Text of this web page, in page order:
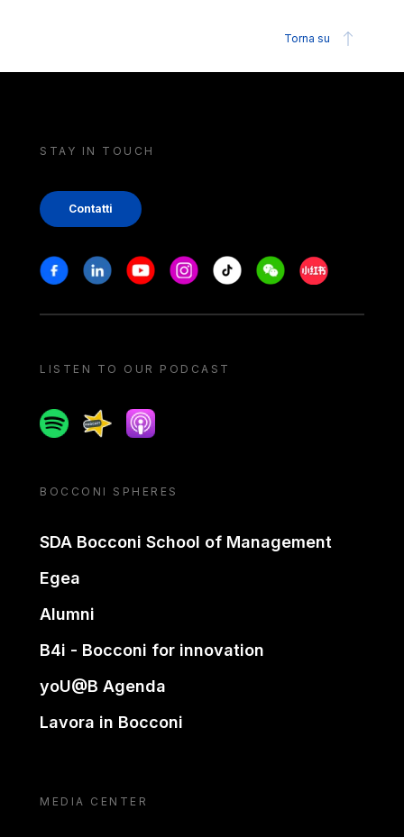
Torna su
STAY IN TOUCH
Contatti
Stay in touch
FacebookLinkedinYoutubeInstagram
Tiktok WeechatXiaohongshu/
LISTEN TO OUR PODCAST
SpotifySpreakerApple podcast
BOCCONI SPHERES
SDA Bocconi School of Management
Egea
Alumni
B4i - Bocconi for innovation
yoU@B Agenda
Lavora in Bocconi
MEDIA CENTER